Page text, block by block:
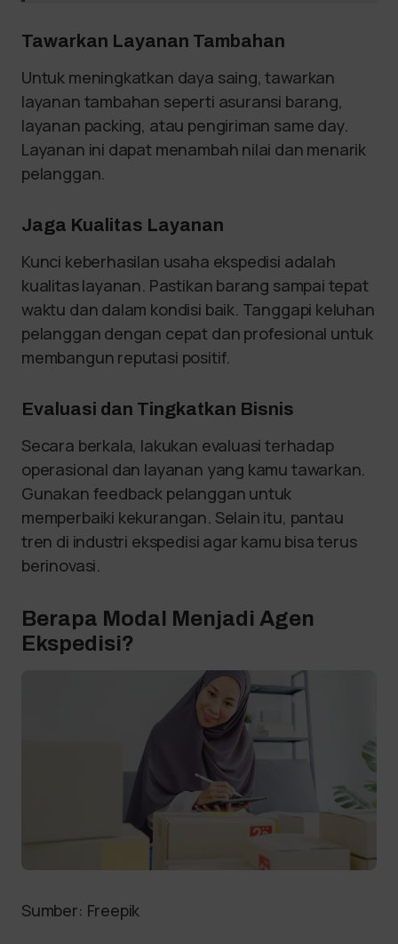
Tawarkan Layanan Tambahan
Untuk meningkatkan daya saing, tawarkan
layanan tambahan seperti asuransi barang,
layanan packing, atau pengiriman same day.
Layanan ini dapat menambah nilai dan menarik
pelanggan.
Jaga Kualitas Layanan
Kunci keberhasilan usaha ekspedisi adalah
kualitas layanan. Pastikan barang sampai tepat
waktu dan dalam kondisi baik. Tanggapi keluhan
pelanggan dengan cepat dan profesional untuk
membangun reputasi positif.
Evaluasi dan Tingkatkan Bisnis
Secara berkala, lakukan evaluasi terhadap
operasional dan layanan yang kamu tawarkan.
Gunakan feedback pelanggan untuk
memperbaiki kekurangan. Selain itu, pantau
tren di industri ekspedisi agar kamu bisa terus
berinovasi.
Berapa Modal Menjadi Agen
Ekspedisi?
Sumber: Freepik